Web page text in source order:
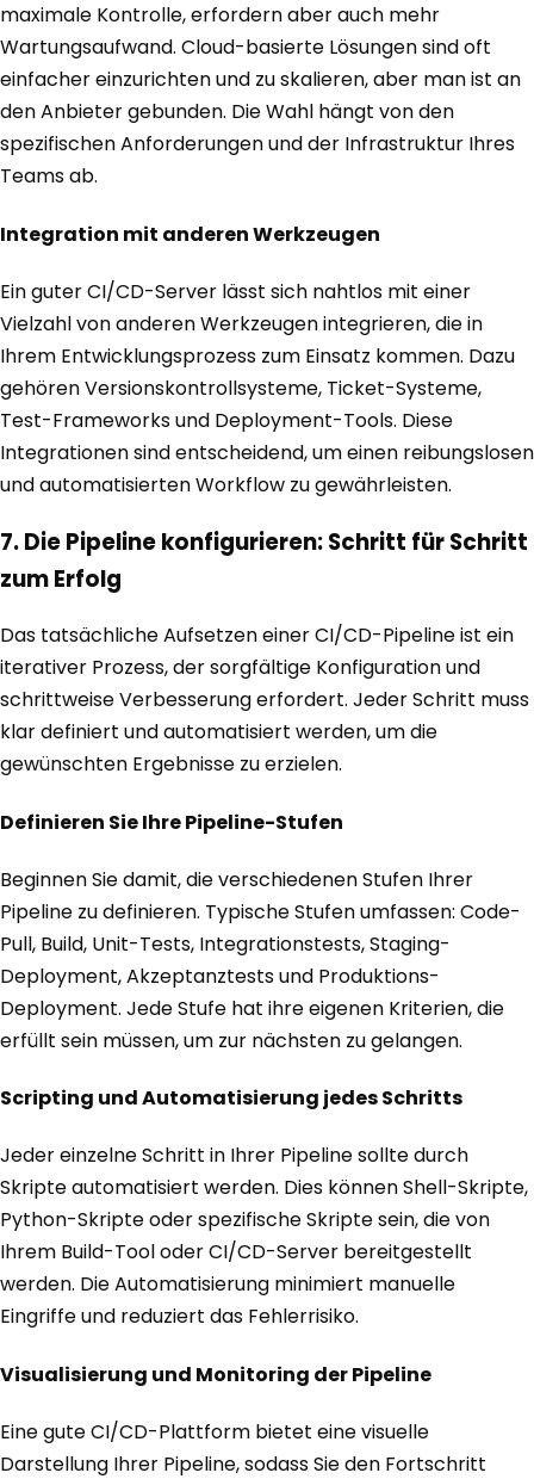
maximale Kontrolle, erfordern aber auch mehr
Wartungsaufwand. Cloud-basierte Lösungen sind oft
einfacher einzurichten und zu skalieren, aber man ist an
den Anbieter gebunden. Die Wahl hängt von den
spezifischen Anforderungen und der Infrastruktur Ihres
Teams ab.
Integration mit anderen Werkzeugen
Ein guter CI/CD-Server lässt sich nahtlos mit einer
Vielzahl von anderen Werkzeugen integrieren, die in
Ihrem Entwicklungsprozess zum Einsatz kommen. Dazu
gehören Versionskontrollsysteme, Ticket-Systeme,
Test-Frameworks und Deployment-Tools. Diese
Integrationen sind entscheidend, um einen reibungslosen
und automatisierten Workflow zu gewährleisten.
7. Die Pipeline konfigurieren: Schritt für Schritt
zum Erfolg
Das tatsächliche Aufsetzen einer CI/CD-Pipeline ist ein
iterativer Prozess, der sorgfältige Konfiguration und
schrittweise Verbesserung erfordert. Jeder Schritt muss
klar definiert und automatisiert werden, um die
gewünschten Ergebnisse zu erzielen.
Definieren Sie Ihre Pipeline-Stufen
Beginnen Sie damit, die verschiedenen Stufen Ihrer
Pipeline zu definieren. Typische Stufen umfassen: Code-
Pull, Build, Unit-Tests, Integrationstests, Staging-
Deployment, Akzeptanztests und Produktions-
Deployment. Jede Stufe hat ihre eigenen Kriterien, die
erfüllt sein müssen, um zur nächsten zu gelangen.
Scripting und Automatisierung jedes Schritts
Jeder einzelne Schritt in Ihrer Pipeline sollte durch
Skripte automatisiert werden. Dies können Shell-Skripte,
Python-Skripte oder spezifische Skripte sein, die von
Ihrem Build-Tool oder CI/CD-Server bereitgestellt
werden. Die Automatisierung minimiert manuelle
Eingriffe und reduziert das Fehlerrisiko.
Visualisierung und Monitoring der Pipeline
Eine gute CI/CD-Plattform bietet eine visuelle
Darstellung Ihrer Pipeline, sodass Sie den Fortschritt